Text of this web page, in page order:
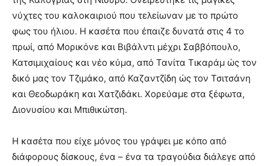
νύχτες του καλοκαιριού που τελείωναν με το πρώτο
φως του ήλιου. Η κασέτα που έπαιζε δυνατά στις 4 το
πρωί, από Μορικόνε και Βιβάλντι μέχρι Σαββόπουλο,
Κατσιμιχαίους και νέο κύμα, από Τανίτα Τικαράμ ώς τον
δικό μας τον Τζιμάκο, από Καζαντζίδη ώς τον Τσιτσάνη
και Θεοδωράκη και Χατζιδάκι. Χορεύαμε στα ξέφωτα,
Διονυσίου και Μπιθικώτση.
Η κασέτα που είχε μόνος του γράψει με κόπο από
διάφορους δίσκους, ένα – ένα τα τραγούδια διάλεγε από